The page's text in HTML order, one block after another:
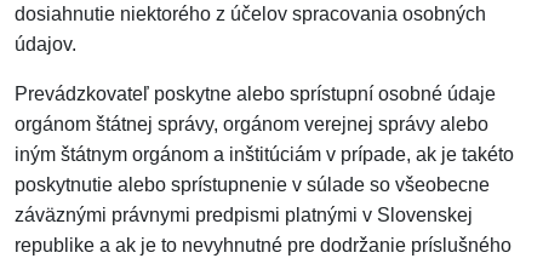
dosiahnutie niektorého z účelov spracovania osobných
údajov.
Prevádzkovateľ poskytne alebo sprístupní osobné údaje
orgánom štátnej správy, orgánom verejnej správy alebo
iným štátnym orgánom a inštitúciám v prípade, ak je takéto
poskytnutie alebo sprístupnenie v súlade so všeobecne
záväznými právnymi predpismi platnými v Slovenskej
republike a ak je to nevyhnutné pre dodržanie príslušného